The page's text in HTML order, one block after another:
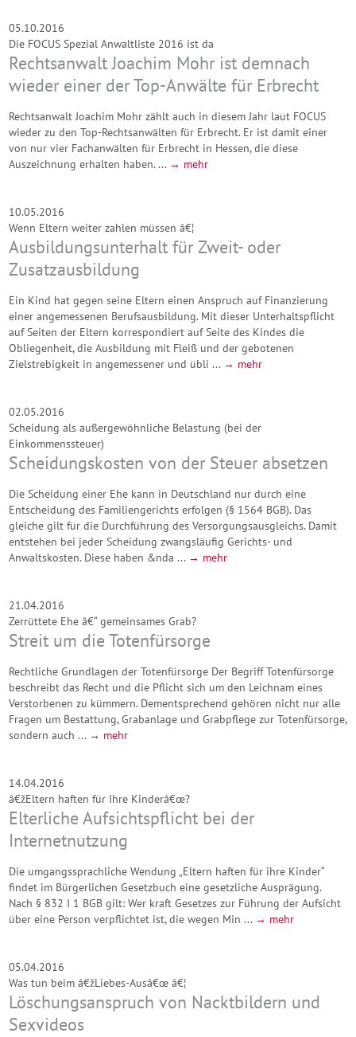
05.10.2016
Die FOCUS Spezial Anwaltliste 2016 ist da
Rechtsanwalt Joachim Mohr ist demnach
wieder einer der Top-Anwälte für Erbrecht
Rechtsanwalt Joachim Mohr zählt auch in diesem Jahr laut FOCUS
wieder zu den Top-Rechtsanwälten für Erbrecht. Er ist damit einer
von nur vier Fachanwälten für Erbrecht in Hessen, die diese
Auszeichnung erhalten haben. ... → mehr
10.05.2016
Wenn Eltern weiter zahlen müssen â€¦
Ausbildungsunterhalt für Zweit- oder
Zusatzausbildung
Ein Kind hat gegen seine Eltern einen Anspruch auf Finanzierung
einer angemessenen Berufsausbildung. Mit dieser Unterhaltspflicht
auf Seiten der Eltern korrespondiert auf Seite des Kindes die
Obliegenheit, die Ausbildung mit Fleiß und der gebotenen
Zielstrebigkeit in angemessener und übli ... → mehr
02.05.2016
Scheidung als außergewöhnliche Belastung (bei der
Einkommenssteuer)
Scheidungskosten von der Steuer absetzen
Die Scheidung einer Ehe kann in Deutschland nur durch eine
Entscheidung des Familiengerichts erfolgen (§ 1564 BGB). Das
gleiche gilt für die Durchführung des Versorgungsausgleichs. Damit
entstehen bei jeder Scheidung zwangsläufig Gerichts- und
Anwaltskosten. Diese haben &nda ... → mehr
21.04.2016
Zerrüttete Ehe â€“ gemeinsames Grab?
Streit um die Totenfürsorge
Rechtliche Grundlagen der Totenfürsorge Der Begriff Totenfürsorge
beschreibt das Recht und die Pflicht sich um den Leichnam eines
Verstorbenen zu kümmern. Dementsprechend gehören nicht nur alle
Fragen um Bestattung, Grabanlage und Grabpflege zur Totenfürsorge,
sondern auch ... → mehr
14.04.2016
â€žEltern haften für Ihre Kinderâ€œ?
Elterliche Aufsichtspflicht bei der
Internetnutzung
Die umgangssprachliche Wendung „Eltern haften für ihre Kinder“
findet im Bürgerlichen Gesetzbuch eine gesetzliche Ausprägung.
Nach § 832 I 1 BGB gilt: Wer kraft Gesetzes zur Führung der Aufsicht
über eine Person verpflichtet ist, die wegen Min ... → mehr
05.04.2016
Was tun beim â€žLiebes-Ausâ€œ â€¦
Löschungsanspruch von Nacktbildern und
Sexvideos